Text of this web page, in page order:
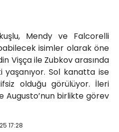
Mendy ve Falcorelli
isimler olarak öne
Vişça ile Zubkov arasında
Sol kanatta ise
olduğu görülüyor. İleri
Augusto’nun birlikte görev
17:28